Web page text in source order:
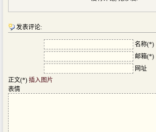
发表评论:
名称(*)
邮箱(*)
网址
正文(*) 插入图片
表情